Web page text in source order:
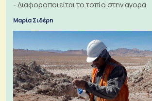
- Διαφοροποιείται το τοπίο στην αγορά
Μαρία Σιδέρη